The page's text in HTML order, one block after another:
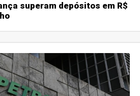
superam depósitos em R$